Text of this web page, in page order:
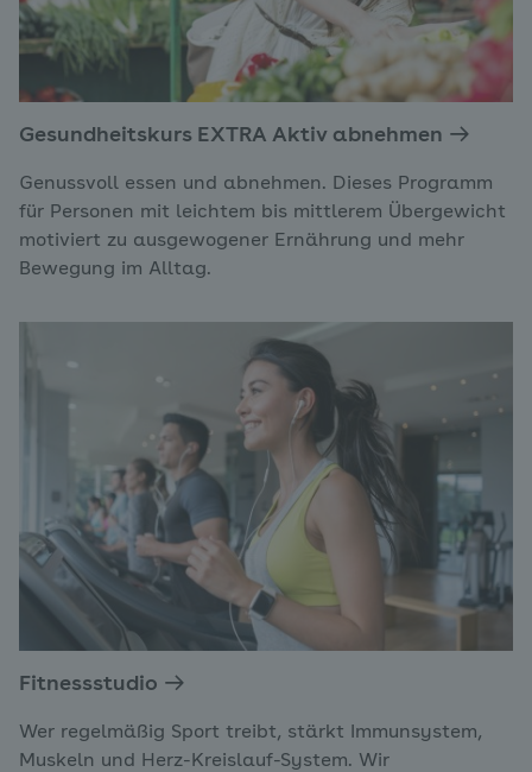
Gesundheitskurs EXTRA Aktiv abnehmen
Genussvoll essen und abnehmen. Dieses Programm
für Personen mit leichtem bis mittlerem Übergewicht
motiviert zu ausgewogener Ernährung und mehr
Bewegung im Alltag.
Fitnessstudio
Wer regelmäßig Sport treibt, stärkt Immunsystem,
Muskeln und Herz-Kreislauf-System. Wir